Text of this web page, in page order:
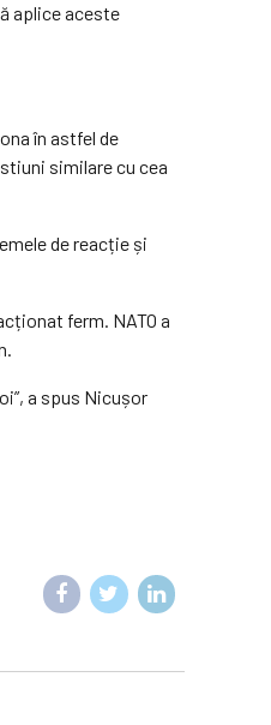
aplice aceste
în astfel de
similare cu cea
de reacție și
ferm. NATO a
a spus Nicușor